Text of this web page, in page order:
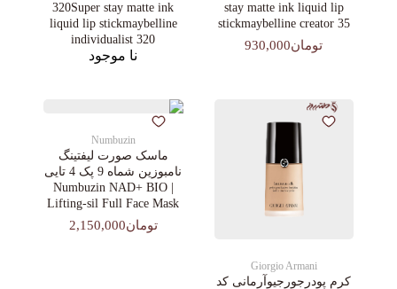
stay matte ink liquid lip
stickmaybelline creator 35
تومان930,000
320Super stay matte ink
liquid lip stickmaybelline
individualist 320
نا موجود
Giorgio Armani
کرم پودرجورجیوآرمانی کد
Numbuzin
ماسک صورت لیفتینگ
نامبوزین شماه 9 پک 4 تایی
| Numbuzin NAD+ BIO
Lifting-sil Full Face Mask
تومان2,150,000